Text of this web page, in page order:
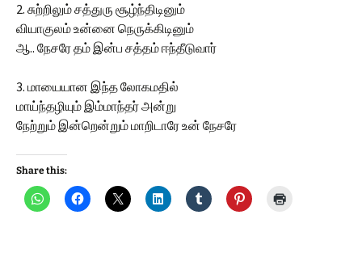
2. சுற்றிலும் சத்துரு சூழ்ந்திடினும்
வியாகுலம் உன்னை நெருக்கிடினும்
ஆ.. நேசரே தம் இன்ப சத்தம் ஈந்தீடுவார்
3. மாயையான இந்த லோகமதில்
மாய்ந்தழியும் இம்மாந்தர் அன்று
நேற்றும் இன்றென்றும் மாறிடாரே உன் நேசரே
Share this: